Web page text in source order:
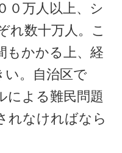
０万人以上、シ
れ数十万人。こ
もかかる上、経
い。自治区で
による難民問題
れなければなら